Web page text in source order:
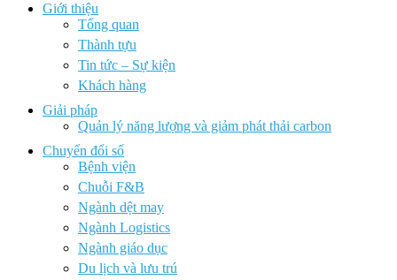
Giới thiệu
Tổng quan
Thành tựu
Tin tức – Sự kiện
Khách hàng
Giải pháp
Quản lý năng lượng và giảm phát thải carbon
Chuyển đổi số
Bệnh viện
Chuỗi F&B
Ngành dệt may
Ngành Logistics
Ngành giáo dục
Du lịch và lưu trú